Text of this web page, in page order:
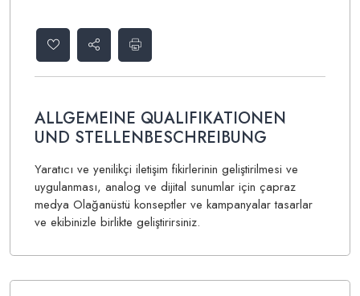
ALLGEMEINE QUALIFIKATIONEN
UND STELLENBESCHREIBUNG
Yaratıcı ve yenilikçi iletişim fikirlerinin geliştirilmesi ve
uygulanması, analog ve dijital sunumlar için çapraz
medya Olağanüstü konseptler ve kampanyalar tasarlar
ve ekibinizle birlikte geliştirirsiniz.